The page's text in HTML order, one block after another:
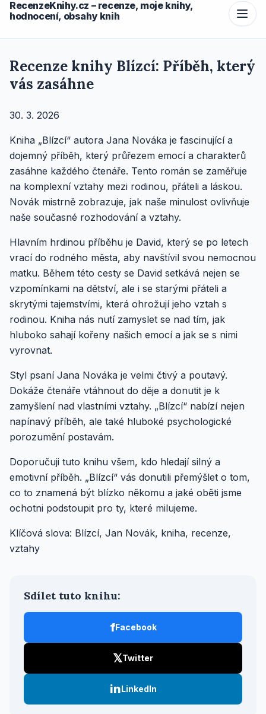
RecenzeKnihy.cz – recenze, moje knihy,
hodnocení, obsahy knih
Recenze knihy Blízcí: Příběh, který
vás zasáhne
30. 3. 2026
Kniha „Blízcí“ autora Jana Nováka je fascinující a
dojemný příběh, který průřezem emocí a charakterů
zasáhne každého čtenáře. Tento román se zaměřuje
na komplexní vztahy mezi rodinou, přáteli a láskou.
Novák mistrně zobrazuje, jak naše minulost ovlivňuje
naše současné rozhodování a vztahy.
Hlavním hrdinou příběhu je David, který se po letech
vrací do rodného města, aby navštívil svou nemocnou
matku. Během této cesty se David setkává nejen se
vzpomínkami na dětství, ale i se starými přáteli a
skrytými tajemstvími, která ohrožují jeho vztah s
rodinou. Kniha nás nutí zamyslet se nad tím, jak
hluboko sahají kořeny našich emocí a jak se s nimi
vyrovnat.
Styl psaní Jana Nováka je velmi čtivý a poutavý.
Dokáže čtenáře vtáhnout do děje a donutit je k
zamyšlení nad vlastními vztahy. „Blízcí“ nabízí nejen
napínavý příběh, ale také hluboké psychologické
porozumění postavám.
Doporučuji tuto knihu všem, kdo hledají silný a
emotivní příběh. „Blízcí“ vás donutili přemýšlet o tom,
co to znamená být blízko někomu a jaké oběti jsme
ochotni podstoupit pro ty, které milujeme.
Klíčová slova: Blízcí, Jan Novák, kniha, recenze,
vztahy
Sdílet tuto knihu:
fFacebook
𝕏Twitter
inLinkedIn